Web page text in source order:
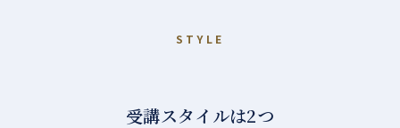
STYLE
受講スタイルは2つ